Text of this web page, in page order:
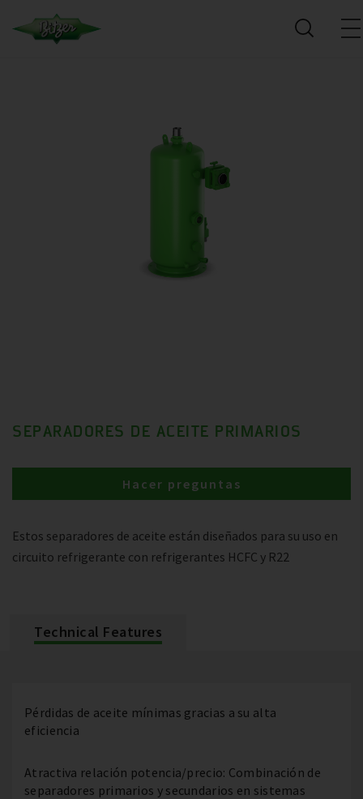
SEPARADORES DE ACEITE PRIMARIOS
Estos separadores de aceite están diseñados para su uso en
circuito refrigerante con refrigerantes HCFC y R22
Hacer preguntas
Technical Features
Pérdidas de aceite mínimas gracias a su alta
eficiencia
Atractiva relación potencia/precio: Combinación de
separadores primarios y secundarios en sistemas